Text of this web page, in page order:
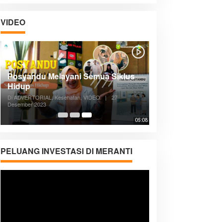
VIDEO
05:08
Posyandu Melayani Semua Siklus
Hidup
Di ADVERTORIAL, Kesehatan, VIDEO |
27
Desember 2023
PELUANG INVESTASI DI MERANTI